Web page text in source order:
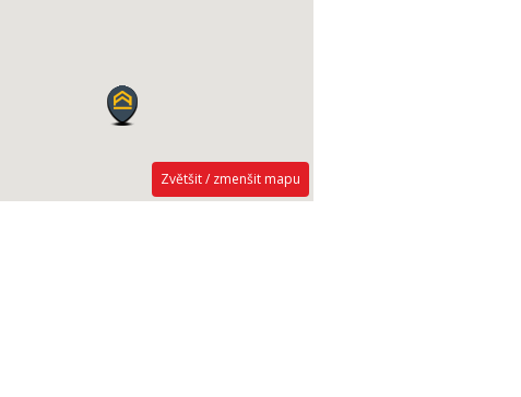
Zvětšit / zmenšit mapu